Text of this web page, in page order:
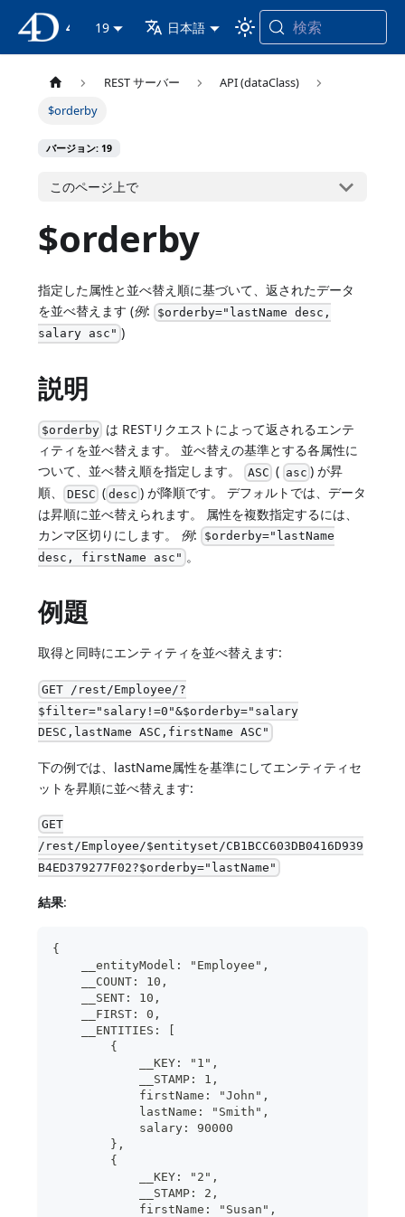
19 日本語 検索
REST サーバー
API (dataClass)
$orderby
バージョン: 19
このページ上で
$orderby
指定した属性と並べ替え順に基づいて、返されたデータ
を並べ替えます (例: $orderby="lastName desc,
salary asc" )
説明
$orderby は RESTリクエストによって返されるエンテ
ィティを並べ替えます。 並べ替えの基準とする各属性に
ついて、並べ替え順を指定します。 ASC ( asc ) が昇
順、 DESC ( desc ) が降順です。 デフォルトでは、データ
は昇順に並べ替えられます。 属性を複数指定するには、
カンマ区切りにします。 例: $orderby="lastName
desc, firstName asc" 。
例題
取得と同時にエンティティを並べ替えます:
GET /rest/Employee/?
$filter="salary!=0"&$orderby="salary
DESC,lastName ASC,firstName ASC"
下の例では、lastName属性を基準にしてエンティティセ
ットを昇順に並べ替えます:
GET
/rest/Employee/$entityset/CB1BCC603DB0416D939
B4ED379277F02?$orderby="lastName"
結果:
{
    __entityModel: "Employee",
    __COUNT: 10,
    __SENT: 10,
    __FIRST: 0,
    __ENTITIES: [
        {
            __KEY: "1",
            __STAMP: 1,
            firstName: "John",
            lastName: "Smith",
            salary: 90000
        },
        {
            __KEY: "2",
            __STAMP: 2,
            firstName: "Susan",